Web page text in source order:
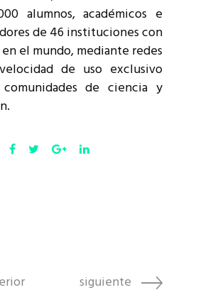
alumnos, académicos e
de 46 instituciones con
en el mundo, mediante redes
de uso exclusivo
de ciencia y
siguiente